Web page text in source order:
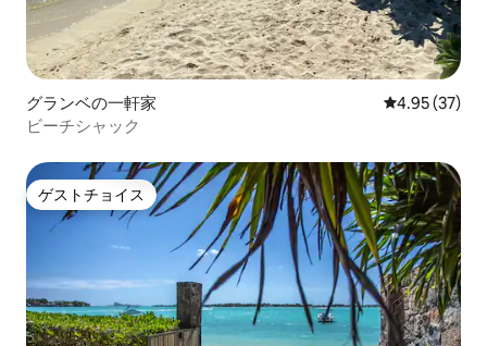
グランベの一軒家 レビュー37
4.95 (37)
ビーチシャック
ゲストチョイス
ゲストチョイス